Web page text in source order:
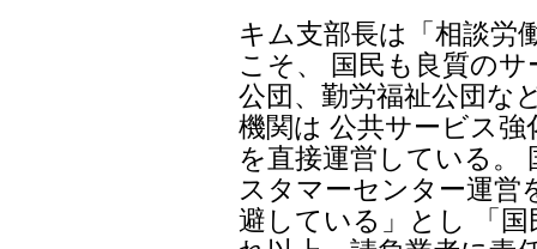
キム支部長は「相談労
こそ、 国民も良質の
公団、勤労福祉公団な
機関は 公共サービス
を直接運営している。
スタマーセンター運営
避している」とし 「